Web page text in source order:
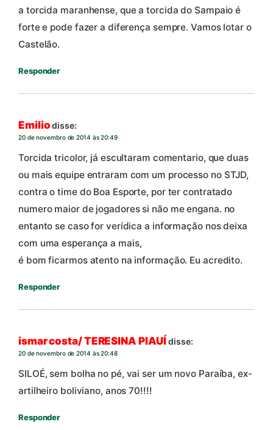
a torcida maranhense, que a torcida do Sampaio é
forte e pode fazer a diferença sempre. Vamos lotar o
Castelão.
Responder
Emiliodisse:
20 de novembro de 2014 às 20:49
Torcida tricolor, já escultaram comentario, que duas
ou mais equipe entraram com um processo no STJD,
contra o time do Boa Esporte, por ter contratado
numero maior de jogadores si não me engana. no
entanto se caso for verídica a informação nos deixa
com uma esperança a mais,
é bom ficarmos atento na informação. Eu acredito.
Responder
ismar costa/ TERESINA PIAUÍdisse:
20 de novembro de 2014 às 20:48
SILOÉ, sem bolha no pé, vai ser um novo Paraíba, ex-
artilheiro boliviano, anos 70!!!!
Responder